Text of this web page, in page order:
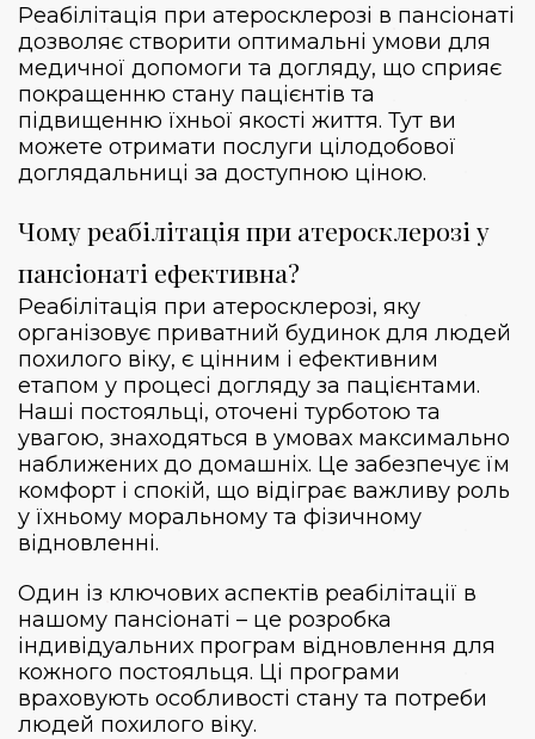
Реабілітація при атеросклерозі в пансіонаті
дозволяє створити оптимальні умови для
медичної допомоги та догляду, що сприяє
покращенню стану пацієнтів та
підвищенню їхньої якості життя. Тут ви
можете отримати послуги цілодобової
доглядальниці за доступною ціною.
Чому реабілітація при атеросклерозі у
пансіонаті ефективна?
Реабілітація при атеросклерозі, яку
організовує приватний будинок для людей
похилого віку, є цінним і ефективним
етапом у процесі догляду за пацієнтами.
Наші постояльці, оточені турботою та
увагою, знаходяться в умовах максимально
наближених до домашніх. Це забезпечує їм
комфорт і спокій, що відіграє важливу роль
у їхньому моральному та фізичному
відновленні.
Один із ключових аспектів реабілітації в
нашому пансіонаті – це розробка
індивідуальних програм відновлення для
кожного постояльця. Ці програми
враховують особливості стану та потреби
людей похилого віку.